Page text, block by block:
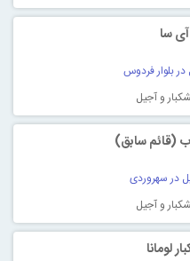
سا
بلوار فردوس
و آجیل
(قائم سابق)
در سهروردی
و آجیل
لومانا